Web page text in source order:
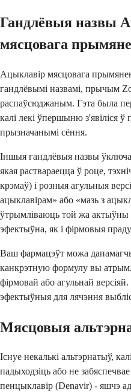
Гандлёвыя назвы
мясцовага
Ацыклавір мясцовага
гандлёвымі назвамі, прычым
распаўсюджаным. Гэта была
калі лекі ўпершыню з'явіліся
прызначанымі сёння.
Іншыя гандлёвыя назвы
якая раствараецца ў роце,
крэмаў) і розныя агульныя
ацыклавірам» або «мазь з
ўтрымліваюць той жа актыўны
эфектыўна, як і фірмовыя
Ваш фармацэўт можа
канкрэтную формулу вы
фірмовай або агульнай
эфектыўныя для лячэння
Мясцовыя
Існуе некалькі альтэрнатыў,
падыходзіць або не
пенцыклавір (Denavir) - яшчэ